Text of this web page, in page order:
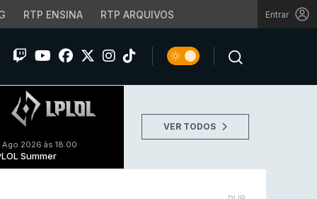
RTP ENSINA RTP ARQUIVOS Entrar
Ago 2026 às 18:00
Summer
VER TODOS